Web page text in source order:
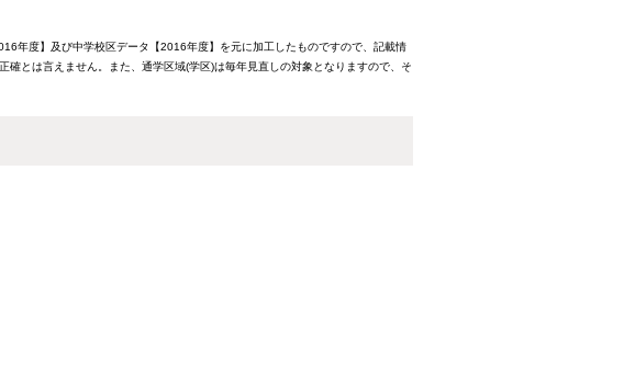
年度】及び中学校区データ【2016年度】を元に加工したものですので、記載情
とは言えません。また、通学区域(学区)は毎年見直しの対象となりますので、そ